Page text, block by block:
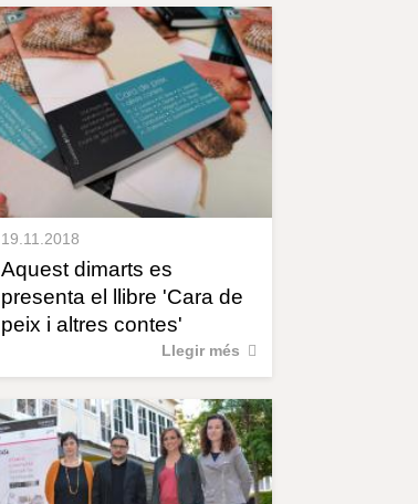
r
a
l
e
s
c
l
19.11.2018
Aquest dimarts es
presenta el llibre 'Cara de
peix i altres contes'
Llegir més